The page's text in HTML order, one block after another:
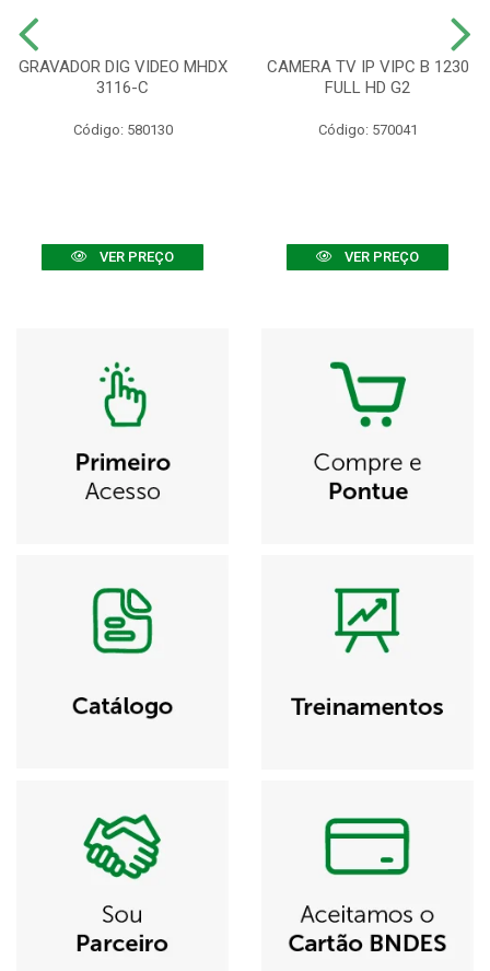
GRAVADOR DIG VIDEO MHDX
3116-C
Código: 580130
VER PREÇO
CAMERA TV IP VIPC B 1230
FULL HD G2
Código: 570041
VER PREÇO